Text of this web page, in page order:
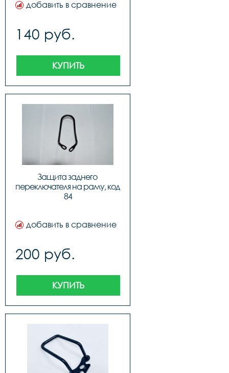
добавить в сравнение
140 руб.
КУПИТЬ
Защита заднего
переключателя на раму, код
84
добавить в сравнение
200 руб.
КУПИТЬ